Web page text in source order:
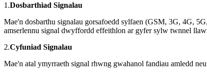
1.Dosbarthiad Signalau
Mae'n dosbarthu signalau gorsafoedd sylfaen (GSM, 3G, 4G,
amserlennu signal dwyffordd effeithlon ar gyfer sylw twnnel
2.Cyfuniad Signalau
Mae'n atal ymyrraeth signal rhwng gwahanol fandiau amledd